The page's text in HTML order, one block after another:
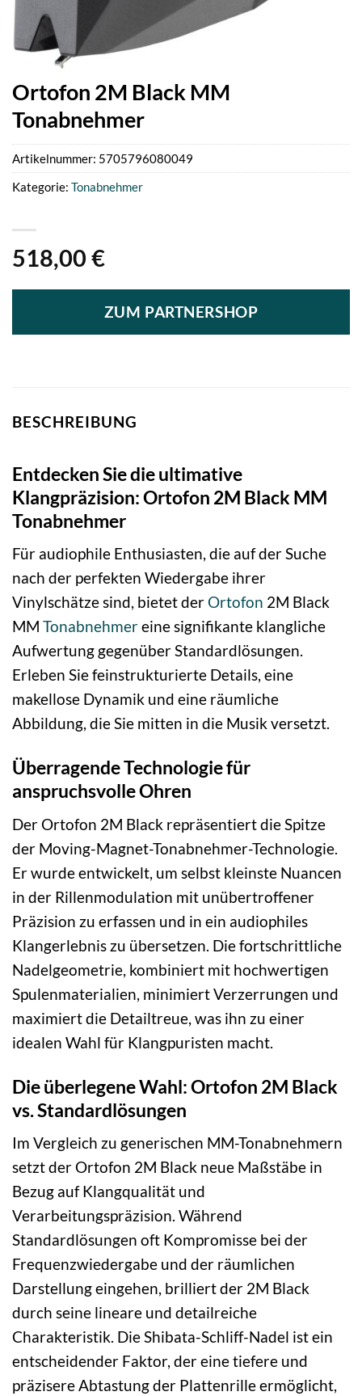
Ortofon 2M Black MM
Tonabnehmer
518,00 €
ZUM PARTNERSHOP
Artikelnummer: 5705796080049
Kategorie: Tonabnehmer
BESCHREIBUNG
Entdecken Sie die ultimative
Klangpräzision: Ortofon 2M Black MM
Tonabnehmer
Für audiophile Enthusiasten, die auf der Suche
nach der perfekten Wiedergabe ihrer
Vinylschätze sind, bietet der Ortofon 2M Black
MM Tonabnehmereine signifikante klangliche
Aufwertung gegenüber Standardlösungen.
Erleben Sie feinstrukturierte Details, eine
makellose Dynamik und eine räumliche
Abbildung, die Sie mitten in die Musik versetzt.
Überragende Technologie für
anspruchsvolle Ohren
Der Ortofon 2M Black repräsentiert die Spitze
der Moving-Magnet-Tonabnehmer-Technologie.
Er wurde entwickelt, um selbst kleinste Nuancen
in der Rillenmodulation mit unübertroffener
Präzision zu erfassen und in ein audiophiles
Klangerlebnis zu übersetzen. Die fortschrittliche
Nadelgeometrie, kombiniert mit hochwertigen
Spulenmaterialien, minimiert Verzerrungen und
maximiert die Detailtreue, was ihn zu einer
idealen Wahl für Klangpuristen macht.
Die überlegene Wahl: Ortofon 2M Black
vs. Standardlösungen
Im Vergleich zu generischen MM-Tonabnehmern
setzt der Ortofon 2M Black neue Maßstäbe in
Bezug auf Klangqualität und
Verarbeitungspräzision. Während
Standardlösungen oft Kompromisse bei der
Frequenzwiedergabe und der räumlichen
Darstellung eingehen, brilliert der 2M Black
durch seine lineare und detailreiche
Charakteristik. Die Shibata-Schliff-Nadel ist ein
entscheidender Faktor, der eine tiefere und
präzisere Abtastung der Plattenrille ermöglicht,